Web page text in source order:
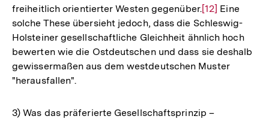
freiheitlich orientierter Westen gegenüber.Zur
Auflösung
der
Fußnote
[12] Eine
solche These übersieht jedoch, dass die Schleswig-
Holsteiner gesellschaftliche Gleichheit ähnlich hoch
bewerten wie die Ostdeutschen und dass sie deshalb
gewissermaßen aus dem westdeutschen Muster
"herausfallen".
3) Was das präferierte Gesellschaftsprinzip –